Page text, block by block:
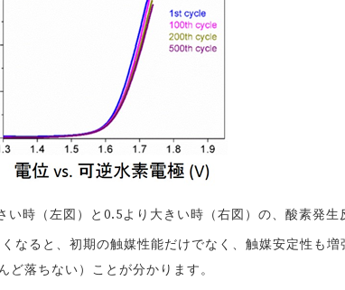
い時（左図）と0.5より大きい時（右図）の、酸素発生
なると、初期の触媒性能だけでなく、触媒安定性も増
落ちない）ことが分かります。